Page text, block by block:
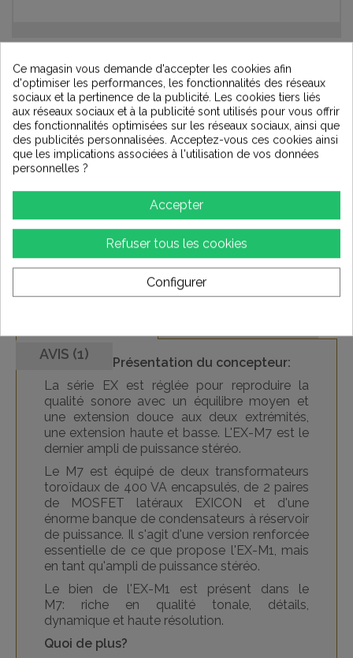
AVIS (1)
Présentation du concepteur:
La série EX est réglée pour reproduire la
qualité sonore avec un équilibre moyen et
une extension douce aux deux extrémités,
une extension haute et basse. L'EX-M7 est le
dernier ampli de puissance stéréo.
Le M7 est équipé de deux transformateurs
toroïdaux de 400 VA encapsulés, de 2 paires
de MOSFET latéraux EXICON et d'une
énorme banque de condensateurs à réservoir
de puissance. Il s'agit d'une version renforcée
essentielle de ce que propose l'EX-M1, mais
en tant qu'ampli de puissance stéréo.
Le bien de l'EX-M1 est présent dans le
M7: riche en qualité tonale, détails,
dynamique et haute résolution.
Quoi de plus?
Ce magasin vous demande d'accepter les cookies afin
d'optimiser les performances, les fonctionnalités des réseaux
sociaux et la pertinence de la publicité. Les cookies tiers liés
aux réseaux sociaux et à la publicité sont utilisés pour vous offrir
des fonctionnalités optimisées sur les réseaux sociaux, ainsi que
des publicités personnalisées. Acceptez-vous ces cookies ainsi
que les implications associées à l'utilisation de vos données
personnelles ?
Accepter
Refuser tous les cookies
Configurer